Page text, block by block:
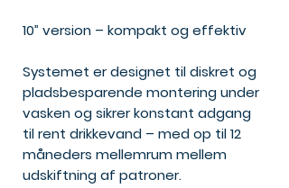
10” version – kompakt og effektiv
Systemet er designet til diskret og
pladsbesparende montering under
vasken og sikrer konstant adgang
til rent drikkevand – med op til 12
måneders mellemrum mellem
udskiftning af patroner.